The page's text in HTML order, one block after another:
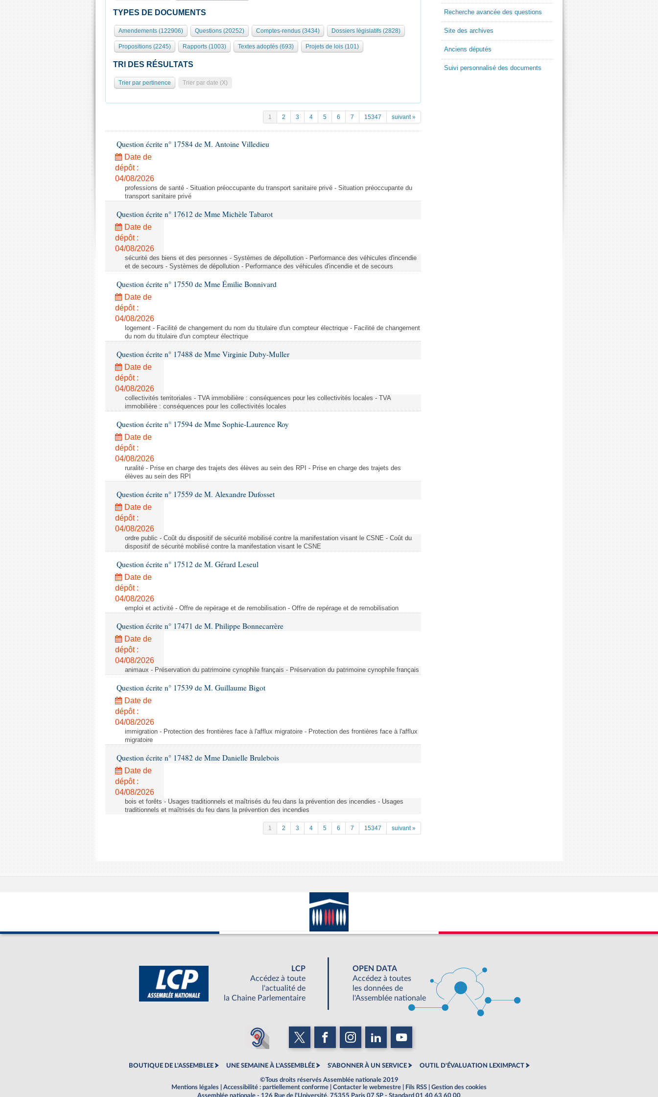
TYPES DE DOCUMENTS
Amendements (122906) Questions (20252) Comptes-rendus (3434) Dossiers législatifs (2828)
Propositions (2245) Rapports (1003) Textes adoptés (693) Projets de lois (101)
TRI DES RÉSULTATS
Trier par pertinence Trier par date (X)
1 2 3 4 5 6 7 15347 suivant »
Question écrite n° 17584 de M. Antoine Villedieu
Date de
dépôt :
04/08/2026
professions de santé - Situation préoccupante du transport sanitaire privé - Situation préoccupante du
transport sanitaire privé
Question écrite n° 17612 de Mme Michèle Tabarot
Date de
dépôt :
04/08/2026
sécurité des biens et des personnes - Systèmes de dépollution - Performance des véhicules d'incendie
et de secours - Systèmes de dépollution - Performance des véhicules d'incendie et de secours
Question écrite n° 17550 de Mme Émilie Bonnivard
Date de
dépôt :
04/08/2026
logement - Facilité de changement du nom du titulaire d'un compteur électrique - Facilité de changement
du nom du titulaire d'un compteur électrique
Question écrite n° 17488 de Mme Virginie Duby-Muller
Date de
dépôt :
04/08/2026
collectivités territoriales - TVA immobilière : conséquences pour les collectivités locales - TVA
immobilière : conséquences pour les collectivités locales
Question écrite n° 17594 de Mme Sophie-Laurence Roy
Date de
dépôt :
04/08/2026
ruralité - Prise en charge des trajets des élèves au sein des RPI - Prise en charge des trajets des
élèves au sein des RPI
Question écrite n° 17559 de M. Alexandre Dufosset
Date de
dépôt :
04/08/2026
ordre public - Coût du dispositif de sécurité mobilisé contre la manifestation visant le CSNE - Coût du
dispositif de sécurité mobilisé contre la manifestation visant le CSNE
Question écrite n° 17512 de M. Gérard Leseul
Date de
dépôt :
04/08/2026
emploi et activité - Offre de repérage et de remobilisation - Offre de repérage et de remobilisation
Question écrite n° 17471 de M. Philippe Bonnecarrère
Date de
dépôt :
04/08/2026
animaux - Préservation du patrimoine cynophile français - Préservation du patrimoine cynophile français
Question écrite n° 17539 de M. Guillaume Bigot
Date de
dépôt :
04/08/2026
immigration - Protection des frontières face à l'afflux migratoire - Protection des frontières face à l'afflux
migratoire
Question écrite n° 17482 de Mme Danielle Brulebois
Date de
dépôt :
04/08/2026
bois et forêts - Usages traditionnels et maîtrisés du feu dans la prévention des incendies - Usages
traditionnels et maîtrisés du feu dans la prévention des incendies
1 2 3 4 5 6 7 15347 suivant »
Recherche avancée des questions
Site des archives
Anciens députés
Suivi personnalisé des documents
LCP
Accédez à toute
l'actualité de
la Chaine Parlementaire
OPEN DATA
Accédez à toutes
les données de
l'Assemblée nationale
BOUTIQUE DE L'ASSEMBLEE UNE SEMAINE À L'ASSEMBLÉE S'ABONNER À UN SERVICE OUTIL D'ÉVALUATION LEXIMPACT
©Tous droits réservés Assemblée nationale 2019
Mentions légales
Accessibilité : partiellement conforme Contacter le webmestre Fils RSS
Gestion des cookies
Assemblée nationale - 126 Rue de l'Université, 75355 Paris 07 SP - Standard 01 40 63 60 00